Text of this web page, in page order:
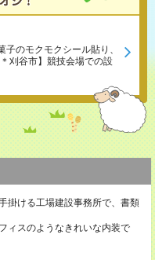
子のモクモクシール貼り、
刈谷市】競技会場での設
掛ける工場建設事務所で、書類
ィスのようなきれいな内装で